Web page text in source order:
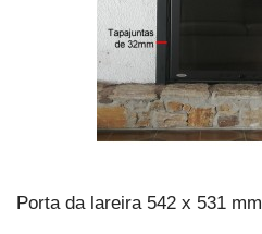
Porta da lareira 542 x 531 mm